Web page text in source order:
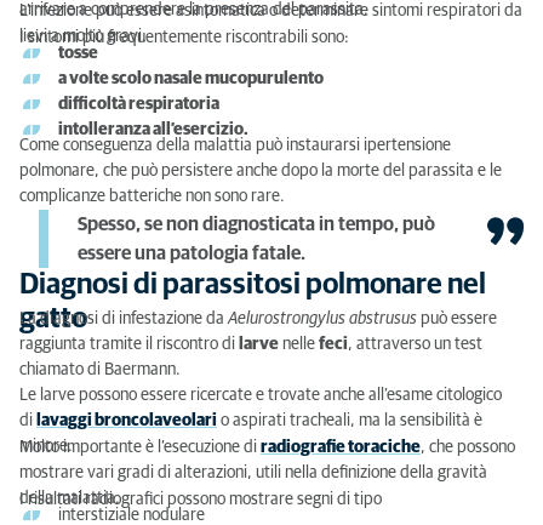
arrivare a comprendere la presenza del parassita.
L’infezione può essere asintomatica o determinare sintomi respiratori da
lievi a molto gravi.
I sintomi più frequentemente riscontrabili sono:
tosse
a volte scolo nasale mucopurulento
difficoltà respiratoria
intolleranza all’esercizio.
Come conseguenza della malattia può instaurarsi ipertensione
polmonare, che può persistere anche dopo la morte del parassita e le
complicanze batteriche non sono rare.
Spesso, se non diagnosticata in tempo, può
essere una patologia fatale.
Diagnosi di parassitosi polmonare nel
gatto
La diagnosi di infestazione daAelurostrongylus abstrusus può essere
raggiunta tramite il riscontro di larve nelle feci, attraverso un test
chiamato di Baermann.
Le larve possono essere ricercate e trovate anche all’esame citologico
di lavaggi broncolaveolari o aspirati tracheali, ma la sensibilità è
minore.
Molto importante è l’esecuzione di radiografie toraciche, che possono
mostrare vari gradi di alterazioni, utili nella definizione della gravità
della malattia.
I risultati radiografici possono mostrare segni di tipo
interstiziale nodulare